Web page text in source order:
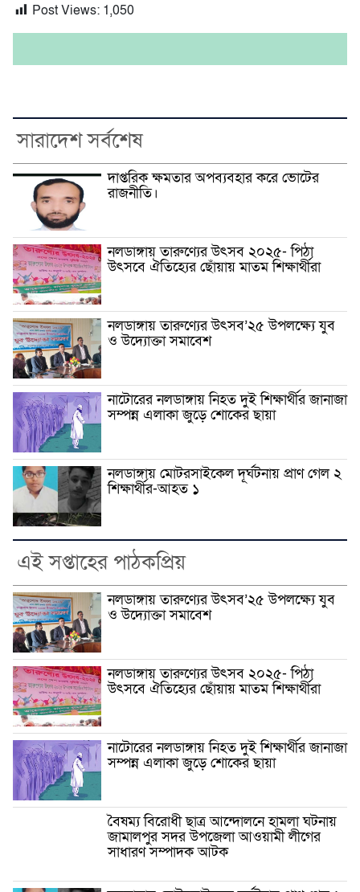
Post Views: 1,050
সারাদেশ সর্বশেষ
দাপ্তরিক ক্ষমতার অপব্যবহার করে ভোটের
রাজনীতি।
নলডাঙ্গায় তারুণ্যের উৎসব ২০২৫- পিঠা
উৎসবে ঐতিহ্যের ছোঁয়ায় মাতম শিক্ষার্থীরা
নলডাঙ্গায় তারুণ্যের উৎসব’২৫ উপলক্ষ্যে যুব
ও উদ্যোক্তা সমাবেশ
নাটোরের নলডাঙ্গায় নিহত দুই শিক্ষার্থীর জানাজা
সম্পন্ন এলাকা জুড়ে শোকের ছায়া
নলডাঙ্গায় মোটরসাইকেল দূর্ঘটনায় প্রাণ গেল ২
শিক্ষার্থীর-আহত ১
এই সপ্তাহের পাঠকপ্রিয়
নলডাঙ্গায় তারুণ্যের উৎসব’২৫ উপলক্ষ্যে যুব
ও উদ্যোক্তা সমাবেশ
নলডাঙ্গায় তারুণ্যের উৎসব ২০২৫- পিঠা
উৎসবে ঐতিহ্যের ছোঁয়ায় মাতম শিক্ষার্থীরা
নাটোরের নলডাঙ্গায় নিহত দুই শিক্ষার্থীর জানাজা
সম্পন্ন এলাকা জুড়ে শোকের ছায়া
বৈষম্য বিরোধী ছাত্র আন্দোলনে হামলা ঘটনায়
জামালপুর সদর উপজেলা আওয়ামী লীগের
সাধারণ সম্পাদক আটক